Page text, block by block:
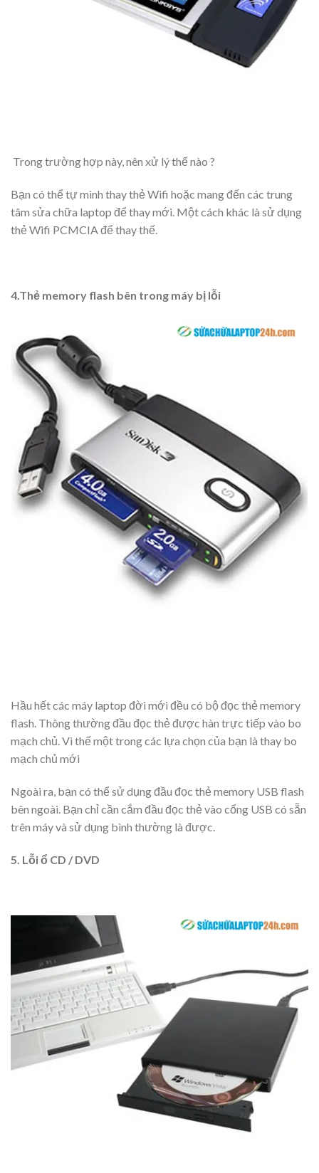
Trong trường hợp này, nên xử lý thế nào ?
Bạn có thể tự mình thay thẻ Wifi hoặc mang đến các trung
tâm sửa chữa laptop để thay mới. Một cách khác là sử dụng
thẻ Wifi PCMCIA để thay thế.
4.Thẻ memory flash bên trong máy bị lỗi
Hầu hết các máy laptop đời mới đều có bộ đọc thẻ memory
flash. Thông thường đầu đọc thẻ được hàn trực tiếp vào bo
mạch chủ. Vì thế một trong các lựa chọn của bạn là thay bo
mạch chủ mới
Ngoài ra, bạn có thể sử dụng đầu đọc thẻ memory USB flash
bên ngoài. Bạn chỉ cần cắm đầu đọc thẻ vào cổng USB có sẵn
trên máy và sử dụng bình thường là được.
5. Lỗi ổ CD / DVD